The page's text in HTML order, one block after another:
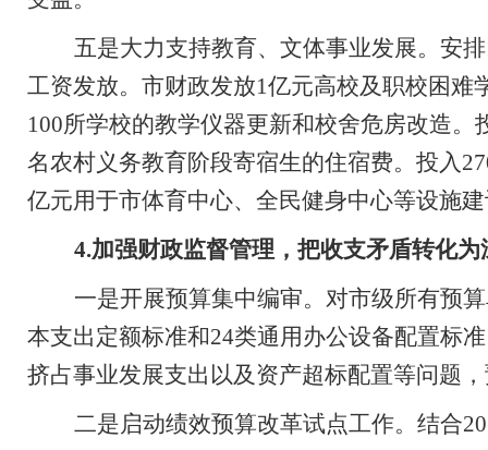
五是大力支持教育、文体事业发展。 安排
工资发放。市财政发放1亿元高校及职校困难
100所学校的教学仪器更新和校舍危房改造。
名农村义务教育阶段寄宿生的住宿费。投入
亿元用于市体育中心、全民健身中心等设施
4.加强财政监督管理，把收支矛盾转化
一是开展预算集中编审。对市级所有预
本支出定额标准和24类通用办公设备配置标
挤占事业发展支出以及 资产超标配置等问题
二是启动绩效预算改革试点工作。结合